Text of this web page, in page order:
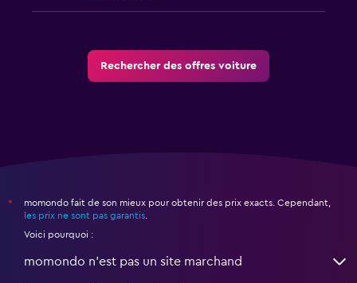
Rechercher des offres voiture
*
momondo fait de son mieux pour obtenir des prix exacts. Cependant,
les prix ne sont pas garantis.
Voici pourquoi :
momondo n'est pas un site marchand